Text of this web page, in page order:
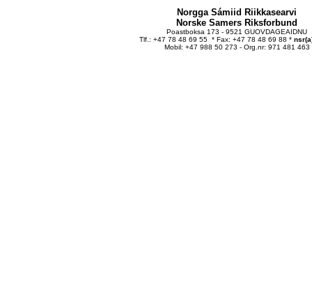
Norgga Sámiid Riikkasearvi
Norske Samers Riksforbund
Poastboksa 173 - 9521 GUOVDAGEAIDNU
Tlf.: +47 78 48 69 55 * Fax: +47 78 48 69 88 *
Mobil: +47 988 50 273 - Org.nr: 971 481 463